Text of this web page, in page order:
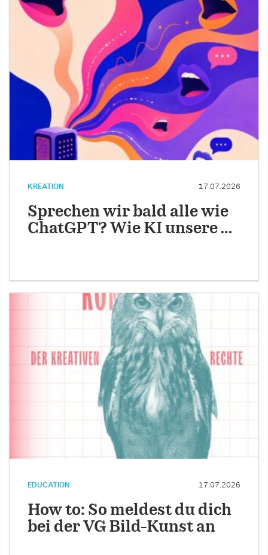
KREATION 17.07.2026
Sprechen wir bald alle wie
ChatGPT? Wie KI unsere …
EDUCATION 17.07.2026
How to: So meldest du dich
bei der VG Bild-Kunst an